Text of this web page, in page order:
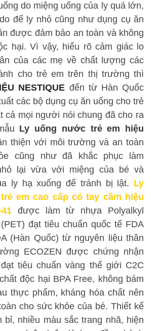
do miệng uống của ly quá lớn,
đế ly nhỏ cũng như dụng cụ ăn
được đảm bảo an toàn và không
hại. Vì vậy, hiểu rõ cảm giác lo
của các mẹ về chất lượng các
cho trẻ em trên thị trường thì
NESTIQUE đến từ Hàn Quốc
các bộ dụng cụ ăn uống cho trẻ
cả mọi người nói chung đã cho ra
Ly uống nước trẻ em hiệu
thiện với môi trường và an toàn
cũng như đã khắc phục làm
lại vừa với miệng của bé và
ly hạ xuống để tránh bị lật. Ly
em cao cấp có tay cầm hiệu
được làm từ nhựa Polyalkyl
đạt tiêu chuẩn quốc tế FDA
(Hàn Quốc) từ nguyên liệu thân
ECOZEN được chứng nhận
tiêu chuẩn vàng thế giới C2C
độc hại BPA Free, không bám
thực phẩm, kháng hóa chất nên
cho sức khỏe của bé. Thiết kế
bỉ, nhiều màu sắc trang nhã, hiện